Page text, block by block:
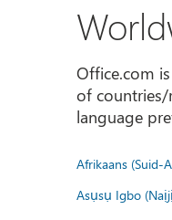
Office.com
of countries/
language
Afrikaans (Suid-
Asụsụ Igbo